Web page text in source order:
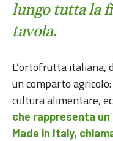
lungo tutta la
tavola.
L’ortofrutta italiana,
un comparto
cultura alimentare,
che rappresenta
Made in Italy,